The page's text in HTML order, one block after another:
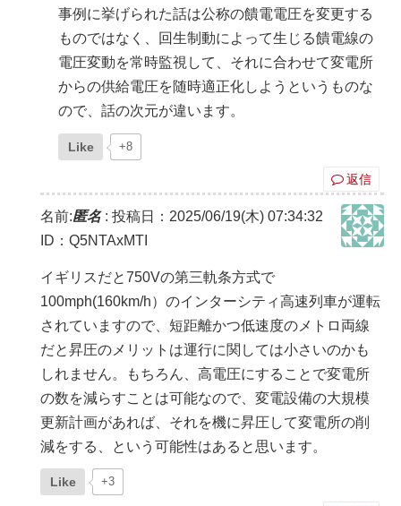
事例に挙げられた話は公称の饋電電圧を変更する
ものではなく、回生制動によって生じる饋電線の
電圧変動を常時監視して、それに合わせて変電所
からの供給電圧を随時適正化しようというものな
ので、話の次元が違います。
Like +8
返信
名前:匿名: 投稿日：2025/06/19(木) 07:34:32
ID：Q5NTAxMTI
イギリスだと750Vの第三軌条方式で
100mph(160km/h）のインターシティ高速列車が運転
されていますので、短距離かつ低速度のメトロ両線
だと昇圧のメリットは運行に関しては小さいのかも
しれません。もちろん、高電圧にすることで変電所
の数を減らすことは可能なので、変電設備の大規模
更新計画があれば、それを機に昇圧して変電所の削
減をする、という可能性はあると思います。
Like +3